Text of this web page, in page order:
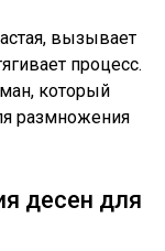
вызывает
процесс.
который
размножения
десен для